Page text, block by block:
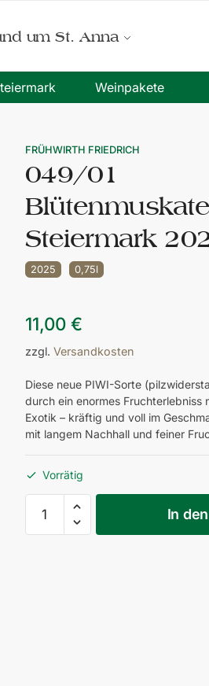
um St. Anna
Weinpakete
FRÜHWIRTH FRIEDRICH
049/01
Steiermark
2025 0,75l
11,00 €
zzgl. Versandkosten
Diese neue PIWI-Sorte
durch ein enormes Fruchterlebniss
Exotik – kräftig und voll im
mit langem Nachhall und feiner
Vorrätig
Blütenmuskateller
In